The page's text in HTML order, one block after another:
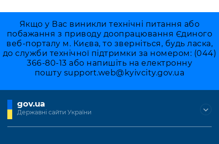
Якщо у Вас виникли технічні питання або
побажання з приводу доопрацювання Єдиного
веб-порталу м. Києва, то зверніться, будь ласка,
до служби технічної підтримки за номером: (044)
366-80-13 або напишіть на електронну
пошту support.web@kyivcity.gov.ua
gov.ua
Державні сайти України